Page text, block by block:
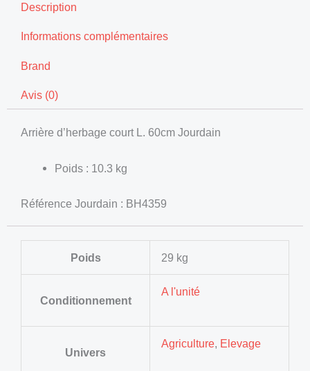
Description
Informations complémentaires
Brand
Avis (0)
Arrière d’herbage court L. 60cm Jourdain
Poids : 10.3 kg
Référence Jourdain : BH4359
Poids 29 kg
Conditionnement
A l'unité
Univers
Agriculture, Elevage